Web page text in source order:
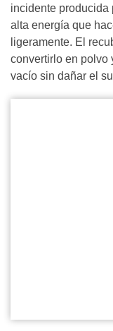
incidente producida
alta energía que
ligeramente. El
convertirlo en polvo
vacío sin dañar el